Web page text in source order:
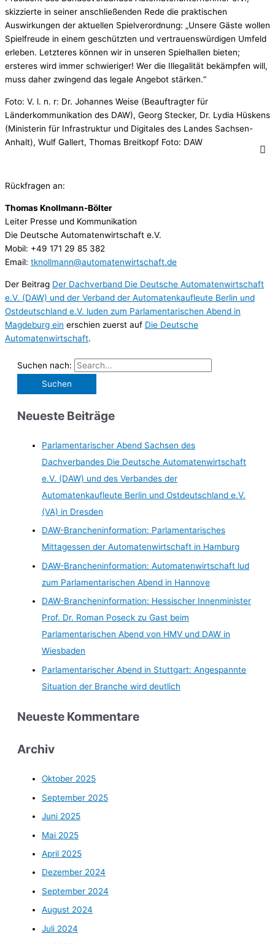
skizzierte in seiner anschließenden Rede die praktischen
Auswirkungen der aktuellen Spielverordnung: „Unsere Gäste wollen
Spielfreude in einem geschützten und vertrauenswürdigen Umfeld
erleben. Letzteres können wir in unseren Spielhallen bieten;
ersteres wird immer schwieriger! Wer die Illegalität bekämpfen will,
muss daher zwingend das legale Angebot stärken.“
Foto: V. l. n. r: Dr. Johannes Weise (Beauftragter für
Länderkommunikation des DAW), Georg Stecker, Dr. Lydia Hüskens
(Ministerin für Infrastruktur und Digitales des Landes Sachsen-
Anhalt), Wulf Gallert, Thomas Breitkopf Foto: DAW
Rückfragen an:
Thomas Knollmann-Bölter
Leiter Presse und Kommunikation
Die Deutsche Automatenwirtschaft e.V.
Mobil: +49 171 29 85 382
Email: tknollmann@automatenwirtschaft.de
Der Beitrag Der Dachverband Die Deutsche Automatenwirtschaft
e.V. (DAW) und der Verband der Automatenkaufleute Berlin und
Ostdeutschland e.V. luden zum Parlamentarischen Abend in
Magdeburg ein erschien zuerst auf Die Deutsche
Automatenwirtschaft.
Suchen nach:
Neueste Beiträge
Parlamentarischer Abend Sachsen des
Dachverbandes Die Deutsche Automatenwirtschaft
e.V. (DAW) und des Verbandes der
Automatenkaufleute Berlin und Ostdeutschland e.V.
(VA) in Dresden
DAW-Brancheninformation: Parlamentarisches
Mittagessen der Automatenwirtschaft in Hamburg
DAW-Brancheninformation: Automatenwirtschaft lud
zum Parlamentarischen Abend in Hannove
DAW-Brancheninformation: Hessischer Innenminister
Prof. Dr. Roman Poseck zu Gast beim
Parlamentarischen Abend von HMV und DAW in
Wiesbaden
Parlamentarischer Abend in Stuttgart: Angespannte
Situation der Branche wird deutlich
Neueste Kommentare
Archiv
Oktober 2025
September 2025
Juni 2025
Mai 2025
April 2025
Dezember 2024
September 2024
August 2024
Juli 2024